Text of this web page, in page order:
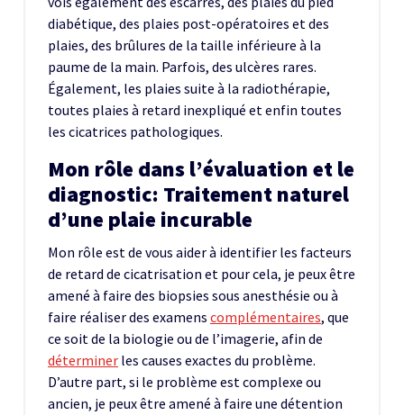
diabétique, des plaies post-opératoires et des
plaies, des brûlures de la taille inférieure à la
paume de la main. Parfois, des ulcères rares.
Également, les plaies suite à la radiothérapie,
toutes plaies à retard inexpliqué et enfin toutes
les cicatrices pathologiques.
Mon rôle dans l’évaluation et le
diagnostic: Traitement naturel
d’une plaie incurable
Mon rôle est de vous aider à identifier les facteurs
de retard de cicatrisation et pour cela, je peux être
amené à faire des biopsies sous anesthésie ou à
faire réaliser des examens complémentaires, que
ce soit de la biologie ou de l’imagerie, afin de
déterminer les causes exactes du problème.
D’autre part, si le problème est complexe ou
ancien, je peux être amené à faire une détention